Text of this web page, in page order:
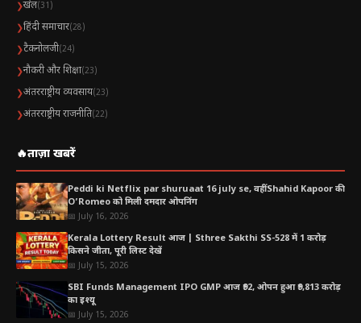
❯खेल(31)
❯हिंदी समाचार(28)
❯टैकनोलजी(24)
❯नौकरी और शिक्षा(23)
❯अंतरराष्ट्रीय व्यवसाय(23)
❯अंतरराष्ट्रीय राजनीति(22)
🔥ताज़ा खबरें
Peddi ki Netflix par shuruaat 16 july se, वहीं Shahid Kapoor की
O’Romeo को मिली दमदार ओपनिंग
📅 July 16, 2026
Kerala Lottery Result आज | Sthree Sakthi SS-528 में 1 करोड़
किसने जीता, पूरी लिस्ट देखें
📅 July 15, 2026
SBI Funds Management IPO GMP आज ₹92, ओपन हुआ ₹9,813 करोड़
का इश्यू
📅 July 15, 2026